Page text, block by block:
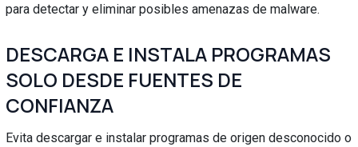
para detectar y eliminar posibles amenazas de malware.
DESCARGA E INSTALA PROGRAMAS
SOLO DESDE FUENTES DE
CONFIANZA
Evita descargar e instalar programas de origen desconocido o